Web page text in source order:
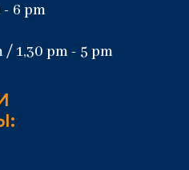
6 pm
/ 1,30 pm - 5 pm